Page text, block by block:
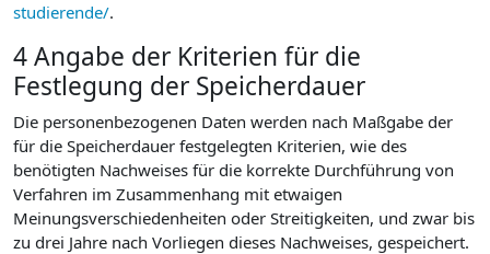
studierende/.
4 Angabe der Kriterien für die
Festlegung der Speicherdauer
Die personenbezogenen Daten werden nach Maßgabe der
für die Speicherdauer festgelegten Kriterien, wie des
benötigten Nachweises für die korrekte Durchführung von
Verfahren im Zusammenhang mit etwaigen
Meinungsverschiedenheiten oder Streitigkeiten, und zwar bis
zu drei Jahre nach Vorliegen dieses Nachweises, gespeichert.